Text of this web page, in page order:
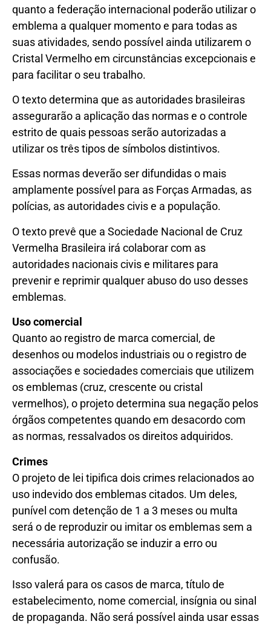
quanto a federação internacional poderão utilizar o
emblema a qualquer momento e para todas as
suas atividades, sendo possível ainda utilizarem o
Cristal Vermelho em circunstâncias excepcionais e
para facilitar o seu trabalho.
O texto determina que as autoridades brasileiras
assegurarão a aplicação das normas e o controle
estrito de quais pessoas serão autorizadas a
utilizar os três tipos de símbolos distintivos.
Essas normas deverão ser difundidas o mais
amplamente possível para as Forças Armadas, as
polícias, as autoridades civis e a população.
O texto prevê que a Sociedade Nacional de Cruz
Vermelha Brasileira irá colaborar com as
autoridades nacionais civis e militares para
prevenir e reprimir qualquer abuso do uso desses
emblemas.
Uso comercial
Quanto ao registro de marca comercial, de
desenhos ou modelos industriais ou o registro de
associações e sociedades comerciais que utilizem
os emblemas (cruz, crescente ou cristal
vermelhos), o projeto determina sua negação pelos
órgãos competentes quando em desacordo com
as normas, ressalvados os direitos adquiridos.
Crimes
O projeto de lei tipifica dois crimes relacionados ao
uso indevido dos emblemas citados. Um deles,
punível com detençãode 1 a 3 meses ou multa
será o de reproduzir ou imitar os emblemas sem a
necessária autorização se induzir a erro ou
confusão.
Isso valerá para os casos de marca, título de
estabelecimento, nome comercial, insígnia ou sinal
de propaganda. Não será possível ainda usar essas